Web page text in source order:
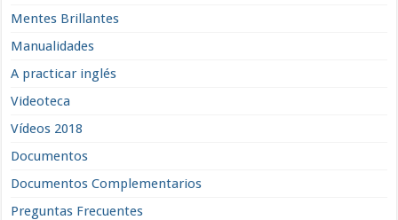
Mentes Brillantes
Manualidades
A practicar inglés
Videoteca
Vídeos 2018
Documentos
Documentos Complementarios
Preguntas Frecuentes